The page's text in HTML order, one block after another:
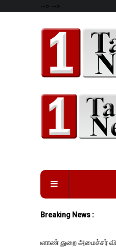
--> -->
Breaking News :
துறை அமைச்சர் வினோத்